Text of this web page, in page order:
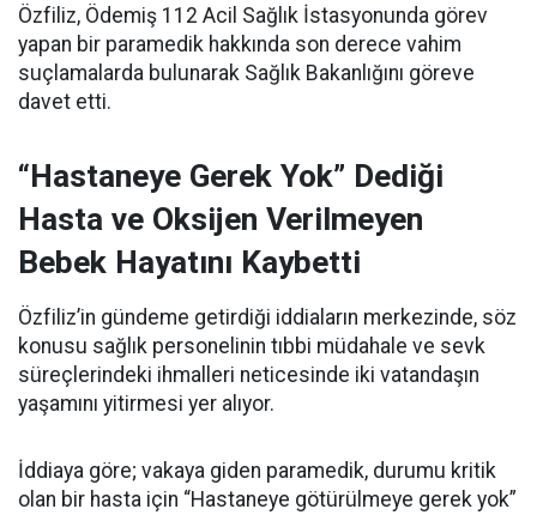
Özfiliz, Ödemiş 112 Acil Sağlık İstasyonunda görev
yapan bir paramedik hakkında son derece vahim
suçlamalarda bulunarak Sağlık Bakanlığını göreve
davet etti.
“Hastaneye Gerek Yok” Dediği
Hasta ve Oksijen Verilmeyen
Bebek Hayatını Kaybetti
Özfiliz’in gündeme getirdiği iddiaların merkezinde, söz
konusu sağlık personelinin tıbbi müdahale ve sevk
süreçlerindeki ihmalleri neticesinde iki vatandaşın
yaşamını yitirmesi yer alıyor.
İddiaya göre; vakaya giden paramedik, durumu kritik
olan bir hasta için “Hastaneye götürülmeye gerek yok”